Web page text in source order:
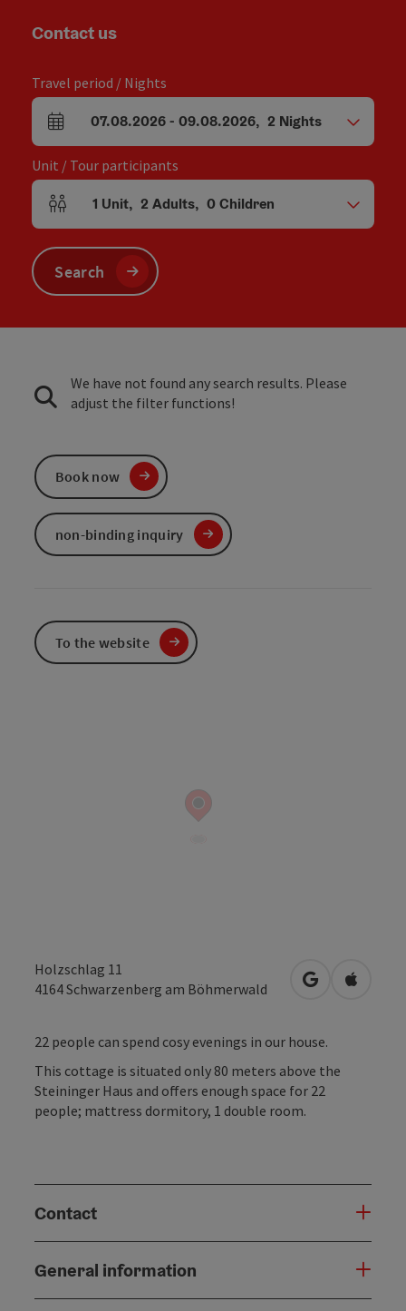
Holzschlag 11
4164Schwarzenberg am Böhmerwald open inOpen in
22 people can spend cosy evenings in our house.
This cottage is situated only 80 meters above the
Steininger Haus and offers enough space for 22
people; mattress dormitory, 1 double room.
Contact
General information
Contact us
Travel period / Nights
arrival and departure fields
07.08.2026- 09.08.2026, 2 Nights
Unit / Tour participants
Number of units and person fields
1 Unit, 2 Adults, 0Children
Search
We have not found any search results. Please
adjust the filter functions!
Book now
non-binding inquiry
To the website